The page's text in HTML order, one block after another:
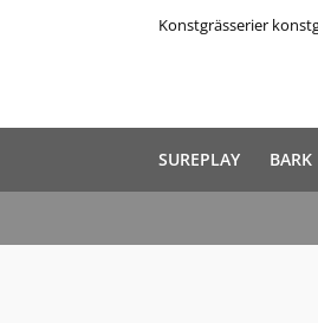
Konstgrässerier
SUREPLAY BARK